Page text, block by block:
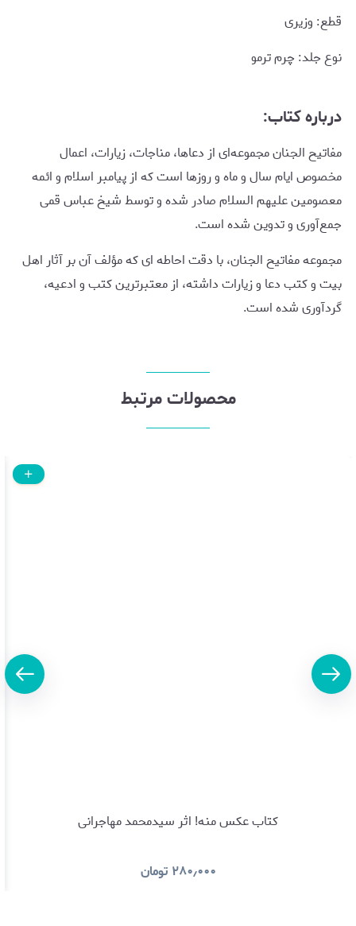
قطع: وزیری
نوع جلد: چرم ترمو
درباره کتاب:
مفاتیح الجنان مجموعه‌ای از دعاها، مناجات، زیارات، اعمال
مخصوص ایام سال و ماه و روزها است که از پیامبر اسلام و ائمه
معصومین علیهم السلام صادر شده و توسط شیخ عباس قمی
جمع‌آوری و تدوین شده است.
مجموعه مفاتیح الجنان، با دقت احاطه ای که مؤلف آن بر آثار اهل
بیت و کتب دعا و زیارات داشته، از معتبرترین کتب و ادعیه،
گردآوری شده است.
محصولات مرتبط
کتاب عکس منه! اثر سیدمحمد مهاجرانی
۲۸۰٫۰۰۰ تومان